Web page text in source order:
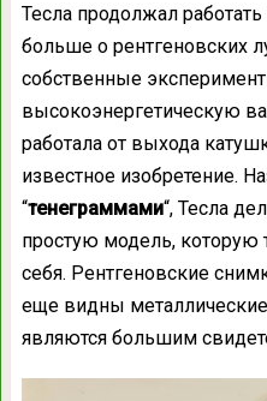
Тесла продолжал
больше о рентгеновских
собственные
высокоэнергетическую
работала от выхода
известное изобретение.
“тенеграммами“, Тесла
простую модель, которую
себя. Рентгеновские
еще видны металлические
являются большим